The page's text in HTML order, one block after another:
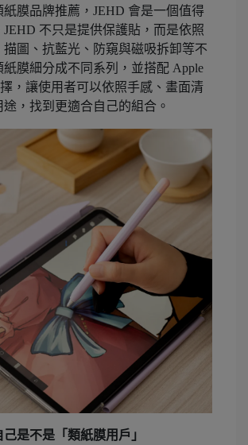
膜品牌推薦，JEHD 會是一個值得
JEHD 不只是提供保護貼，而是依照
描圖、抗藍光、防窺與磁吸拆卸等不
紙膜細分成不同系列，並搭配 Apple
，讓使用者可以依照手感、畫面清
途，找到更適合自己的組合。
是不是「類紙膜用戶」